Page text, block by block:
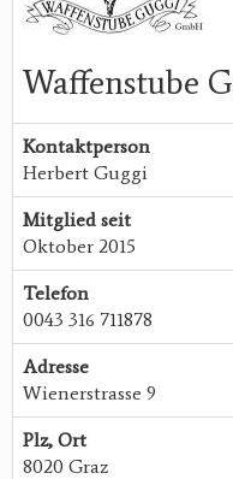
Waffenstube
Kontaktperson
Herbert Guggi
Mitglied seit
Oktober 2015
Telefon
0043 316 711878
Adresse
Wienerstrasse 9
Plz, Ort
8020 Graz